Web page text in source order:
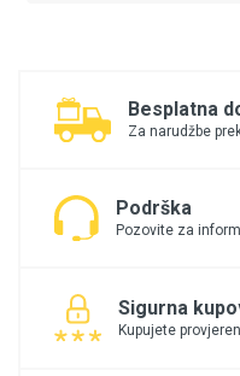
Besplatna
Za narudžbe
Podrška
Pozovite za
Sigurna
Kupujete